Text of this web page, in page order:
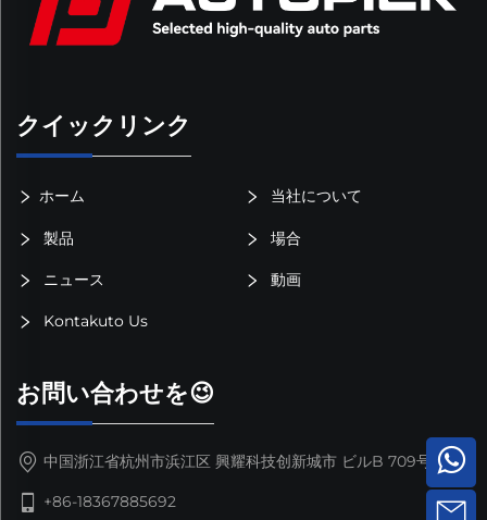
クイックリンク
ホーム 当社について
製品 場合
ニュース 動画
Kontakuto Us
お問い合わせを😉
中国浙江省杭州市浜江区 興耀科技创新城市 ビルB 709号室
+86-18367885692